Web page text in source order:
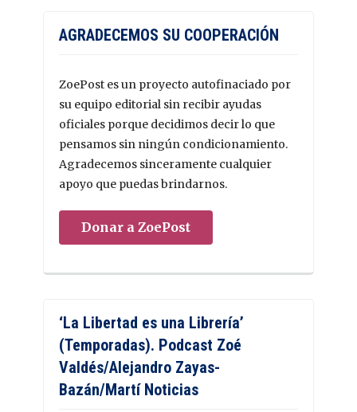
AGRADECEMOS SU COOPERACIÓN
ZoePost es un proyecto autofinaciado por
su equipo editorial sin recibir ayudas
oficiales porque decidimos decir lo que
pensamos sin ningún condicionamiento.
Agradecemos sinceramente cualquier
apoyo que puedas brindarnos.
Donar a ZoePost
‘La Libertad es una Librería’
(Temporadas). Podcast Zoé
Valdés/Alejandro Zayas-
Bazán/Martí Noticias